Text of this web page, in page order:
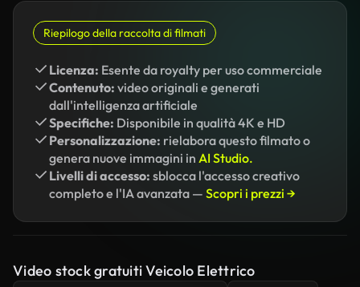
Riepilogo della raccolta di filmati
Licenza: Esente da royalty per uso commerciale
Contenuto: video originali e generati
dall'intelligenza artificiale
Specifiche: Disponibile in qualità 4K e HD
Personalizzazione: rielabora questo filmato o
genera nuove immagini in AI Studio.
Livelli di accesso: sblocca l'accesso creativo
completo e l'IA avanzata — Scopri i prezzi →
Video stock gratuiti Veicolo Elettrico